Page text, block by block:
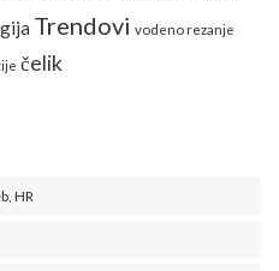
Trendovi vodeno rezanje
čelik
HR